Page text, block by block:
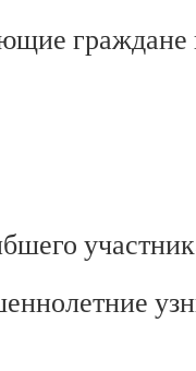
граждане